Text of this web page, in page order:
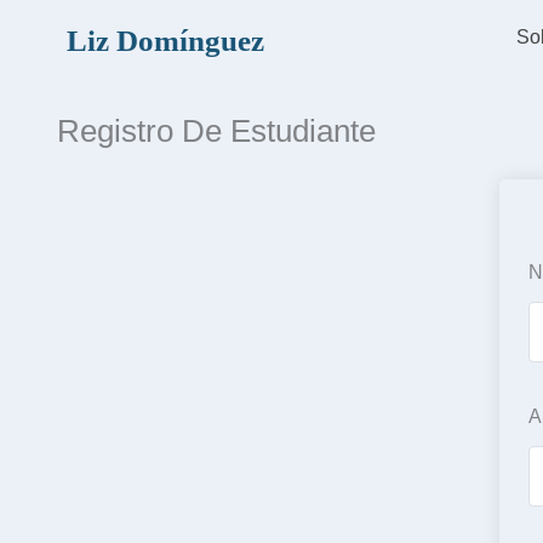
Liz Domínguez
Registro De Estudiante